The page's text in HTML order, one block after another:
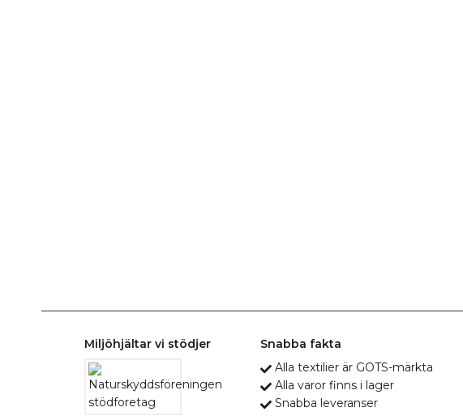
Miljöhjältar vi stödjer
Snabba fakta
Alla textilier är GOTS-märkta
Alla varor finns i lager
Snabba leveranser